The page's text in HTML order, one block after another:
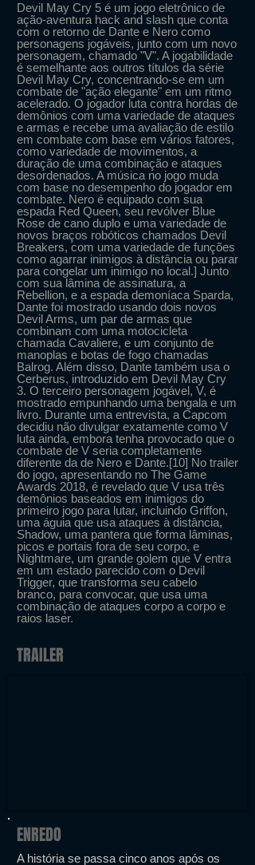
Devil May Cry 5 é um jogo eletrônico de
ação-aventura hack and slash que conta
com o retorno de Dante e Nero como
personagens jogáveis, junto com um novo
personagem, chamado "V". A jogabilidade
é semelhante aos outros títulos da série
Devil May Cry, concentrando-se em um
combate de "ação elegante" em um ritmo
acelerado. O jogador luta contra hordas de
demônios com uma variedade de ataques
e armas e recebe uma avaliação de estilo
em combate com base em vários fatores,
como variedade de movimentos, a
duração de uma combinação e ataques
desordenados. A música no jogo muda
com base no desempenho do jogador em
combate. Nero é equipado com sua
espada Red Queen, seu revólver Blue
Rose de cano duplo e uma variedade de
novos braços robóticos chamados Devil
Breakers, com uma variedade de funções
como agarrar inimigos à distância ou parar
para congelar um inimigo no local.] Junto
com sua lâmina de assinatura, a
Rebellion, e a espada demoníaca Sparda,
Dante foi mostrado usando dois novos
Devil Arms, um par de armas que
combinam com uma motocicleta
chamada Cavaliere, e um conjunto de
manoplas e botas de fogo chamadas
Balrog. Além disso, Dante também usa o
Cerberus, introduzido em Devil May Cry
3. O terceiro personagem jogável, V, é
mostrado empunhando uma bengala e um
livro. Durante uma entrevista, a Capcom
decidiu não divulgar exatamente como V
luta ainda, embora tenha provocado que o
combate de V seria completamente
diferente da de Nero e Dante.[10] No trailer
do jogo, apresentando no The Game
Awards 2018, é revelado que V usa três
demônios baseados em inimigos do
primeiro jogo para lutar, incluindo Griffon,
uma águia que usa ataques à distância,
Shadow, uma pantera que forma lâminas,
picos e portais fora de seu corpo, e
Nightmare, um grande golem que V entra
em um estado parecido com o Devil
Trigger, que transforma seu cabelo
branco, para convocar, que usa uma
combinação de ataques corpo a corpo e
raios laser.
TRAILER
ENREDO
A história se passa cinco anos após os